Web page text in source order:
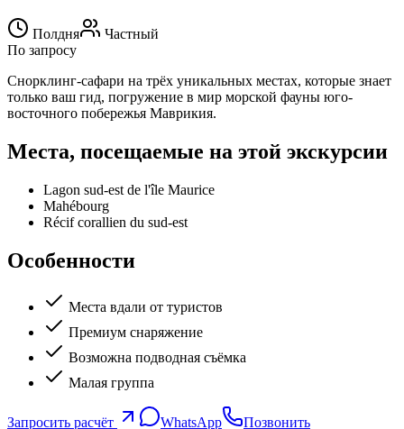
Полдня
Частный
По запросу
Снорклинг-сафари на трёх уникальных местах, которые знает
только ваш гид, погружение в мир морской фауны юго-
восточного побережья Маврикия.
Места, посещаемые на этой экскурсии
Lagon sud-est de l'île Maurice
Mahébourg
Récif corallien du sud-est
Особенности
Места вдали от туристов
Премиум снаряжение
Возможна подводная съёмка
Малая группа
Запросить расчёт WhatsApp
Позвонить